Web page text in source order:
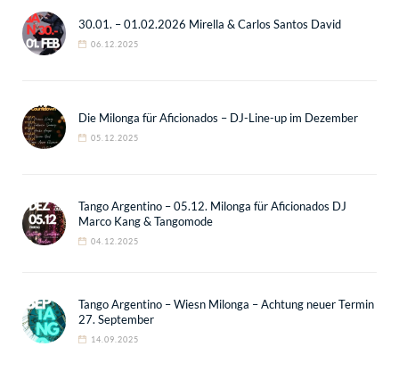
30.01. – 01.02.2026 Mirella & Carlos Santos David
06.12.2025
Die Milonga für Aficionados – DJ-Line-up im Dezember
05.12.2025
Tango Argentino – 05.12. Milonga für Aficionados DJ
Marco Kang & Tangomode
04.12.2025
Tango Argentino – Wiesn Milonga – Achtung neuer Termin
27. September
14.09.2025